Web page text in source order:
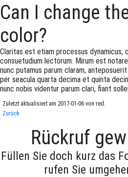
Can I change
color?
Claritas est etiam processus dynamicus,
consuetudium lectorum. Mirum est
nunc putamus parum claram,
per seacula quarta decima et quinta
nunc nobis videntur parum clari, fiant
Zuletzt aktualisiert am 2017-01-06 von red.
Zurück
Rückruf
Füllen Sie doch kurz das
rufen Sie